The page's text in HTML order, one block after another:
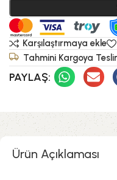
Karşılaştırmaya ekle
Tahmini Kargoya
PAYLAŞ:
Ürün Açıklaması